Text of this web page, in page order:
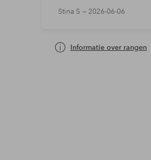
Stina S — 2026-06-06
Informatie over rangen